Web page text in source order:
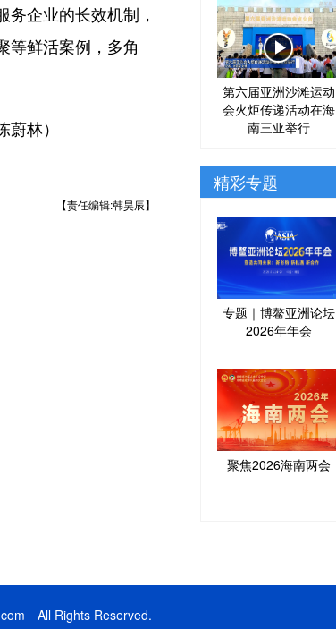
企业的长效机制，
等鲜活案例，多角
林）
【责任编辑:韩昊辰】
第六届亚洲沙滩运动
会火炬传递活动在海
南三亚举行
精彩专题
专题｜博鳌亚洲论坛
2026年年会
聚焦2026海南两会
All Rights Reserved.